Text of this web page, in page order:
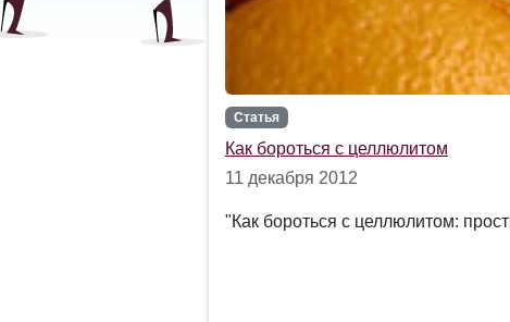
Статья
Как бороться с целлюлитом
11 декабря 2012
"Как бороться с целлюлитом: